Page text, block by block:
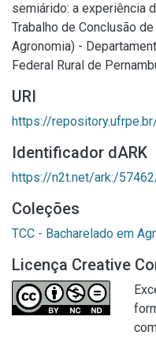
semiárido: a experiência
Trabalho de Conclusão
Agronomia) -
Federal Rural de
URI
https://
Identificador dARK
https://n2t.net/ark:/
Coleções
TCC - Bacharelado em
Licença Creative